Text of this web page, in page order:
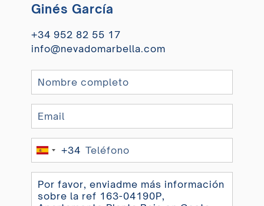
Ginés García
+34 952 82 55 17
info@nevadomarbella.com
Spain+34